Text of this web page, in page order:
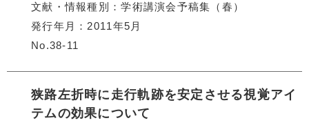
文献・情報種別
学術講演会予稿集（春）
発行年月
2011年5月
No.38-11
狭路左折時に走行軌跡を安定させる視覚アイ
テムの効果について